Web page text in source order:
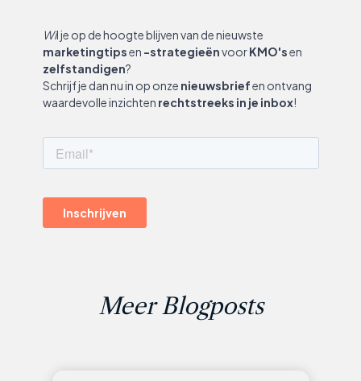
Wil je op de hoogte blijven van de nieuwste
marketingtipsen -strategieënvoorKMO'sen
zelfstandigen?
Schrijf je dan nu in op onze nieuwsbriefen ontvang
waardevolle inzichten rechtstreeks in je inbox!
Meer Blogposts